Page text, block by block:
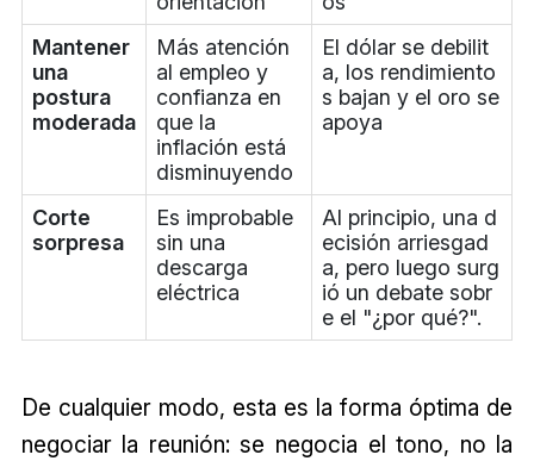
Mantener
una
postura
moderada
Más atención
al empleo y
confianza en
que la
inflación está
disminuyendo
El dólar se debilit
a, los rendimiento
s bajan y el oro se
apoya
Corte
sorpresa
Es improbable
sin una
descarga
eléctrica
Al principio, una d
ecisión arriesgad
a, pero luego surg
ió un debate sobr
e el "¿por qué?".
De cualquier modo, esta es la forma óptima de
negociar la reunión: se negocia el tono, no la